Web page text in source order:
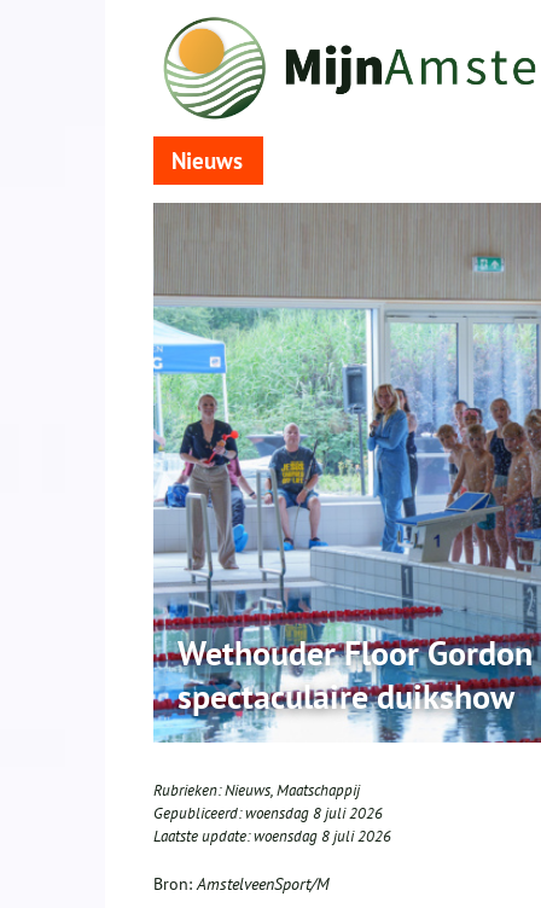
Nieuws
Wethouder Floor
spectaculaire duikshow
Rubrieken:Nieuws,Maatschappij
Gepubliceerd:woensdag 8 juli 2026
Laatste update:woensdag 8 juli 2026
Bron:AmstelveenSport/M